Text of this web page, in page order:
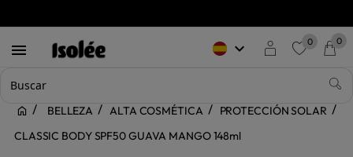
 keyboard_arrow_down 0 0
BELLEZA ALTA COSMÉTICA
PROTECCIÓN SOLAR
CLASSIC BODY SPF50 GUAVA MANGO 148ml